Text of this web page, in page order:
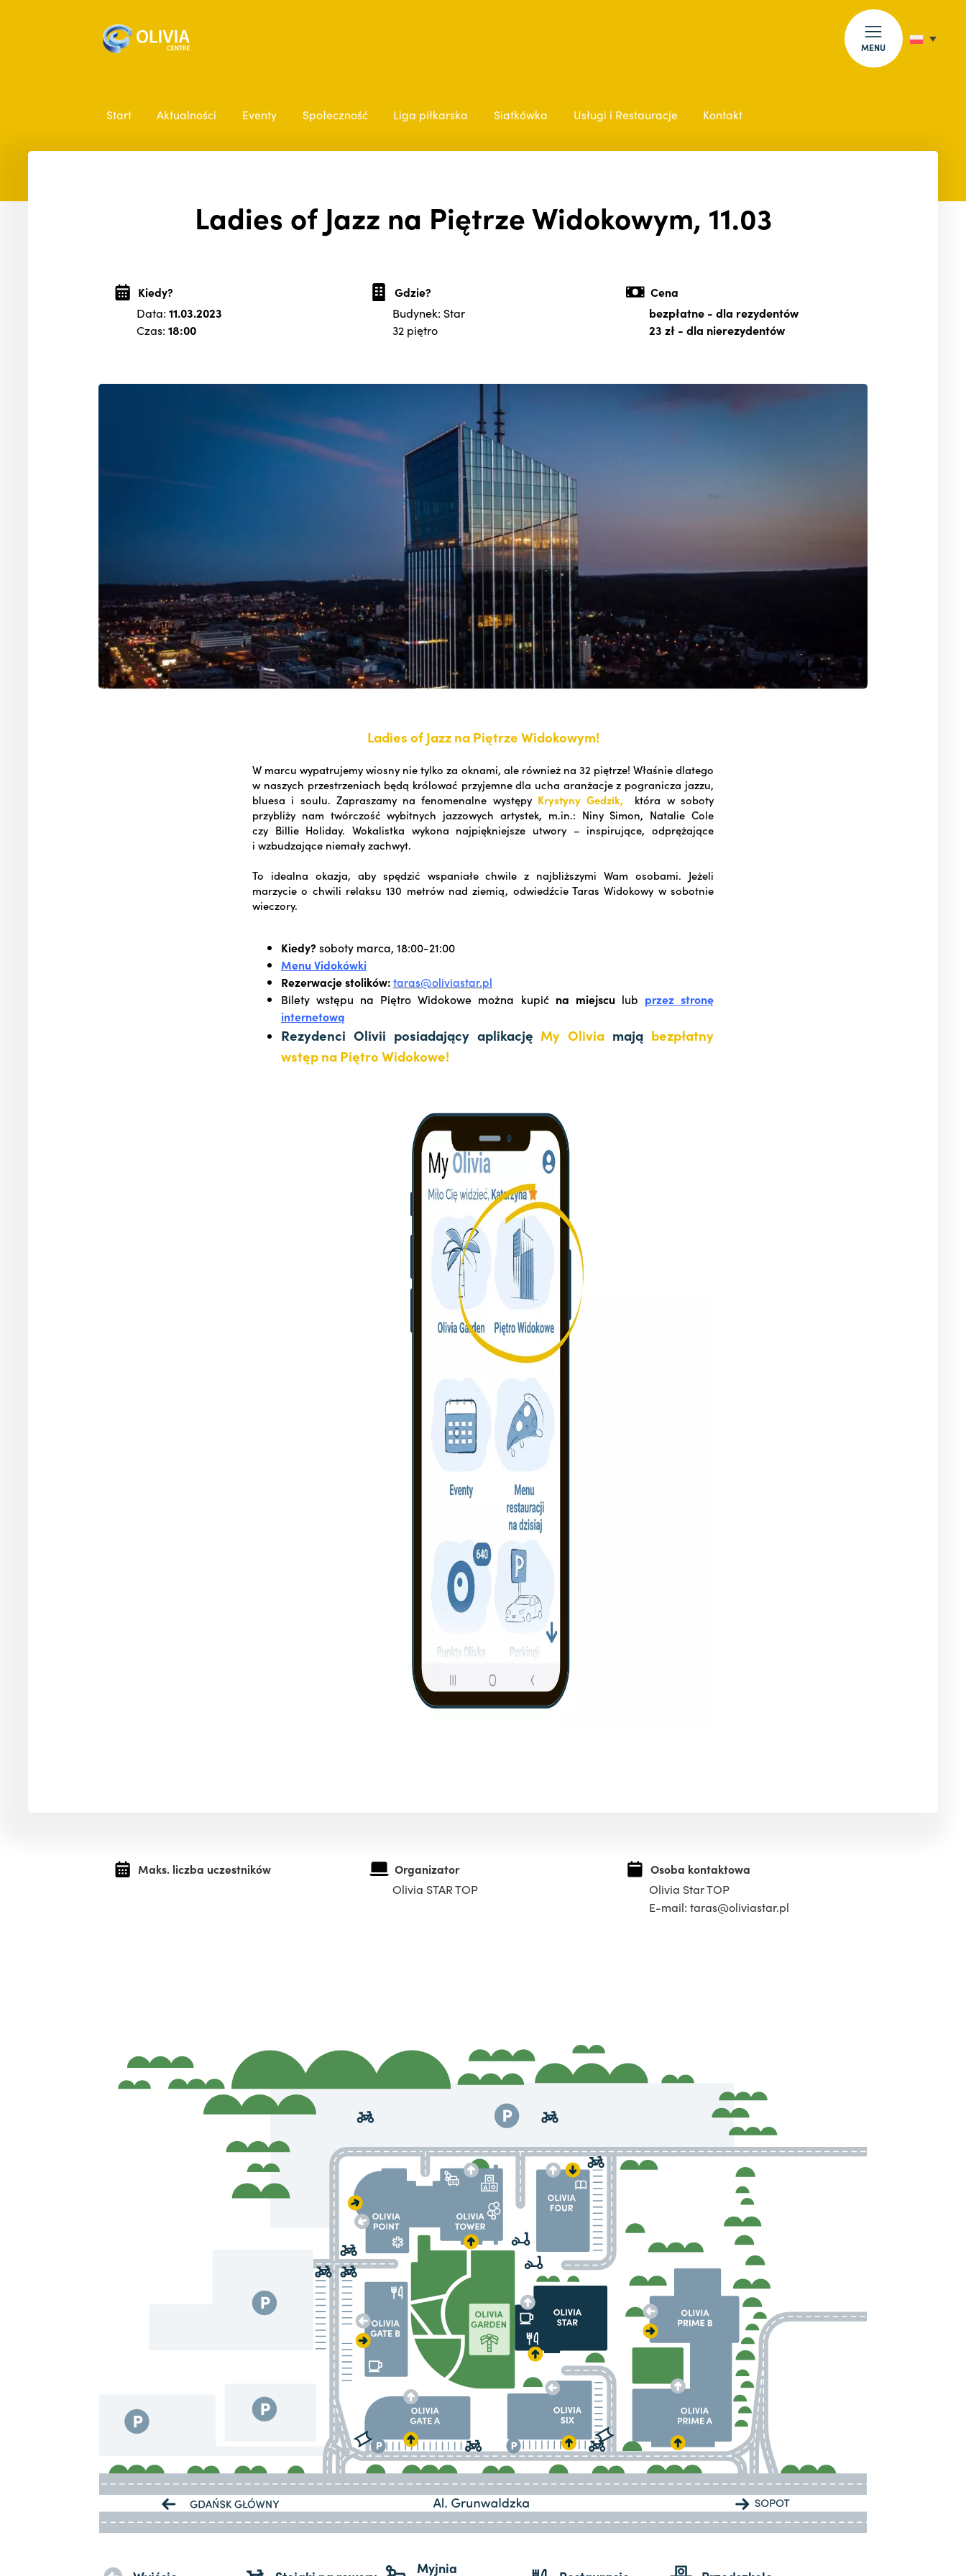
MENU
Start Aktualności Eventy Społeczność Liga piłkarska Siatkówka Usługi i Restauracje Kontakt
Ladies of Jazz na Piętrze Widokowym, 11.03
Kiedy?
Data: 11.03.2023
Czas: 18:00
Gdzie?
Budynek: Star
32 piętro
Cena
bezpłatne- dla rezydentów
23 zł- dla nierezydentów
Ladies of Jazz na Piętrze Widokowym!
W marcu wypatrujemy wiosny nie tylko za oknami, ale również na 32 piętrze! Właśnie dlatego
w naszych przestrzeniach będą królować przyjemne dla ucha aranżacje z pogranicza jazzu,
bluesa i soulu. Zapraszamy na fenomenalne występy Krystyny Gedzik,
która w soboty
przybliży nam twórczość wybitnych jazzowych artystek, m.in.: Niny Simon, Natalie Cole
czy Billie Holiday. Wokalistka wykona najpiękniejsze utwory – inspirujące, odprężające
i wzbudzające niemały zachwyt.
To idealna okazja, aby spędzić wspaniałe chwile z najbliższymi Wam osobami. Jeżeli
marzycie o chwili relaksu 130 metrów nad ziemią, odwiedźcie Taras Widokowy w sobotnie
wieczory.
Kiedy? soboty marca, 18:00-21:00
Menu Vidokówki
Rezerwacje stolików:taras@oliviastar.pl
Bilety wstępu na Piętro Widokowe można kupić na miejsculub przez stronę
internetową
Rezydenci Olivii posiadający aplikację My Olivia mają bezpłatny
wstęp na Piętro Widokowe!
Maks. liczba uczestników
Organizator
Olivia STAR TOP
Osoba kontaktowa
Olivia Star TOP
E-mail: taras@oliviastar.pl
Myjnia